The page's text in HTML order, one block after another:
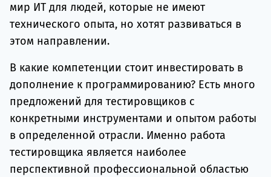
мир ИТ для людей, которые не имеют
технического опыта, но хотят развиваться в
этом направлении.
В какие компетенции стоит инвестировать в
дополнение к программированию? Есть много
предложений для тестировщиков с
конкретными инструментами и опытом работы
в определенной отрасли. Именно работа
тестировщика является наиболее
перспективной профессиональной областью